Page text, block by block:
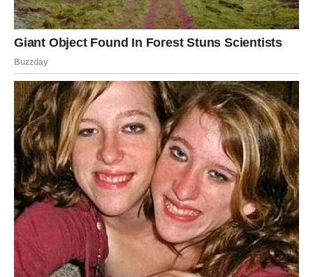
Na poslu dolazi prilika za napredovanje ili priznanje. Vaša
harizma sada radi za vas. Finansijski je moguć bonus ili
dodatni prihod.
DEVICA
Ljubav
Device ulaze u fazu ozbiljnih odluka. Odnos koji nema
stabilnost može doći do preispitivanja. Slobodne Device
privlače osobu koja želi sigurnost, a ne avanturu.
Posao
Na poslu dolazi rešavanje dugogodišnjeg problema.